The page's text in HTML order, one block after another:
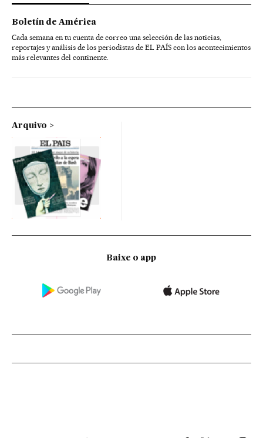
Boletín de América
Cada semana en tu cuenta de correo una selección de las noticias,
reportajes y análisis de los periodistas de EL PAÍS con los acontecimientos
más relevantes del continente.
Arquivo
Baixe o app